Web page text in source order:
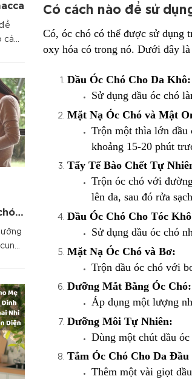
Có cách nào để sử
Có, óc chó có thể được sử dụng
oxy hóa có trong nó. Dưới đây
Dầu Óc Chó Cho Da Khô:
Sử dụng dầu óc chó
Mặt Nạ Óc Chó và Mật
Trộn một thìa lớn dầu
khoảng 15-20 phút
Tẩy Tế Bào Chết Tự
Trộn óc chó với
lên da, sau đó rửa
Dầu Óc Chó Cho Tóc
Sử dụng dầu óc chó
Mặt Nạ Óc Chó và Bơ:
Trộn dầu óc chó với
Dưỡng Mắt Bằng Óc Chó:
Áp dụng một lượng
Dưỡng Môi Tự Nhiên:
Dùng một chút dầu
Tắm Óc Chó Cho Da
Thêm một vài giọt
cả
9 Lợi ích vàng của quả óc chó đối với Mẹ Bầu